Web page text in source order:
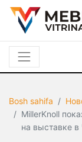
Bosh sahifa
MillerKnoll
на выставке в